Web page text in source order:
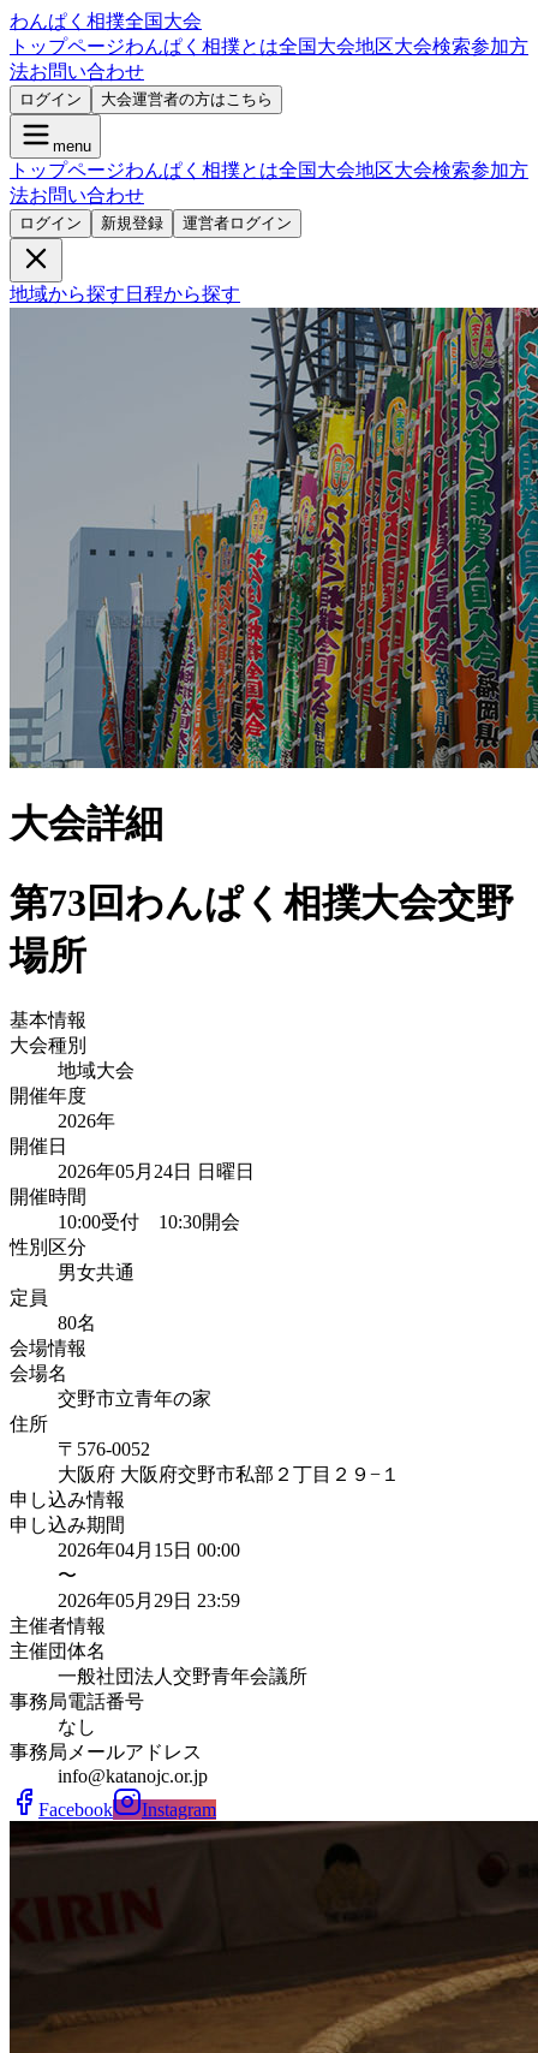
わんぱく相撲全国大会
トップページわんぱく相撲とは全国大会地区大会検索参加方
法お問い合わせ
ログイン 大会運営者の方はこちら
menu
トップページわんぱく相撲とは全国大会地区大会検索参加方
法お問い合わせ
ログイン 新規登録 運営者ログイン
地域から探す 日程から探す
大会詳細
第73回わんぱく相撲大会交野
場所
基本情報
大会種別
地域大会
開催年度
2026年
開催日
2026年05月24日 日曜日
開催時間
10:00受付 10:30開会
性別区分
男女共通
定員
80名
会場情報
会場名
交野市立青年の家
住所
〒576-0052
大阪府 大阪府交野市私部２丁目２９−１
申し込み情報
申し込み期間
2026年04月15日 00:00
〜
2026年05月29日 23:59
主催者情報
主催団体名
一般社団法人交野青年会議所
事務局電話番号
なし
事務局メールアドレス
info@katanojc.or.jp
Facebook
Instagram